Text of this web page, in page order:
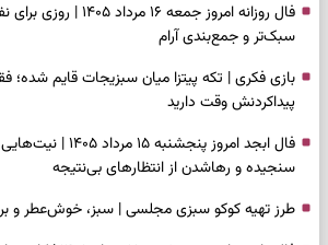
فال روزانه امروز جمعه
سبک‌تر و جمع‌بندی آرام
پیداکردنش وقت دارید
فال ابجد امروز
سنجیده و رهاشدن از انتظارهای بی‌نتیجه
طرز تهیه کوکو سبزی مجلسی | سبز، خوش‌عطر و